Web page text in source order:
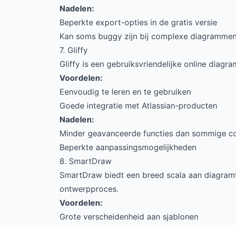
Nadelen:
Beperkte export-opties in de gratis versie
Kan soms buggy zijn bij complexe
7. Gliffy
Gliffy is een gebruiksvriendelijke online
Voordelen:
Eenvoudig te leren en te gebruiken
Goede integratie met Atlassian-producten
Nadelen:
Minder geavanceerde functies dan sommige
Beperkte aanpassingsmogelijkheden
8. SmartDraw
SmartDraw biedt een breed scala aan
ontwerpproces.
Voordelen:
Grote verscheidenheid aan sjablonen